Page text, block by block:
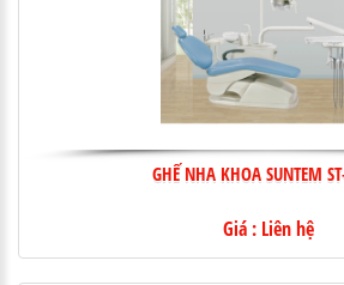
GHẾ NHA KHOA SUNTEM
Giá : Liên hệ